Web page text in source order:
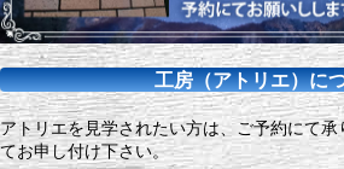
工房（アトリエ）に
アトリエを見学されたい方は、ご予約にて
てお申し付け下さい。